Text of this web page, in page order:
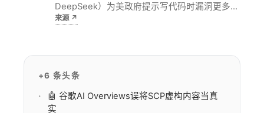
DeepSeek）为美政府提示写代码时漏洞更多，
DeepSeek却因高性能获全球开发者关注。对开
全审计。
来源↗
+6 条头条
🤖 谷歌AI Overviews误将SCP虚构内容当真
实